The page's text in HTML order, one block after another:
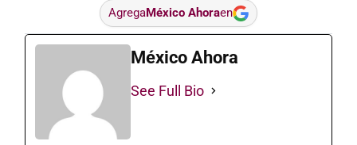
AgregaMéxico Ahoraen
México Ahora
See Full Bio